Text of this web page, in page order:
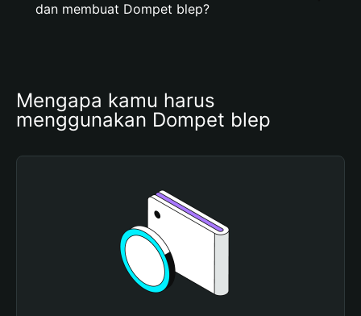
dan membuat Dompet blep?
Mengapa kamu harus
menggunakan Dompet blep